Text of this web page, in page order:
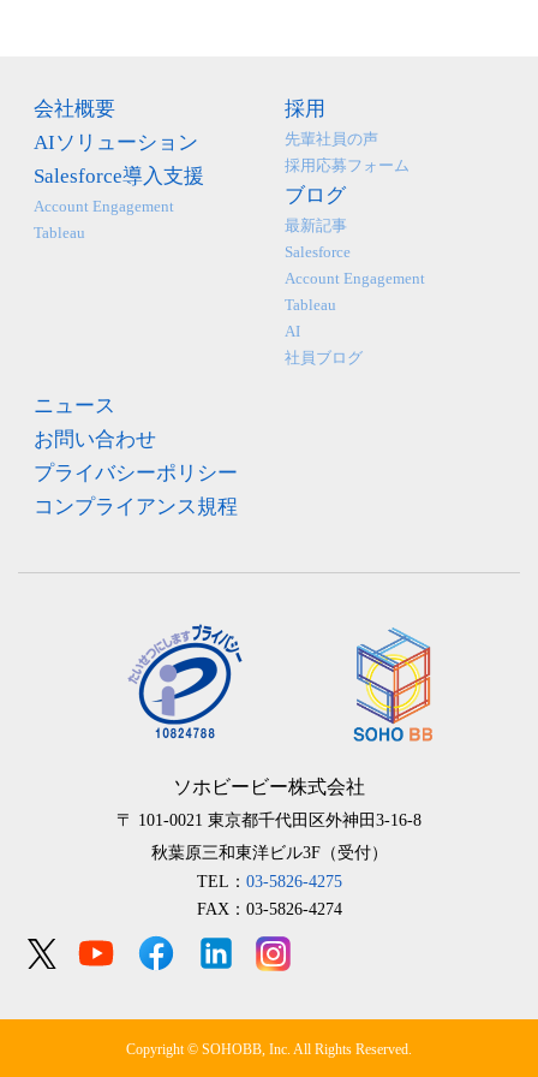
会社概要
AIソリューション
Salesforce導入支援
Account Engagement
Tableau
採用
先輩社員の声
採用応募フォーム
ブログ
最新記事
Salesforce
Account Engagement
Tableau
AI
社員ブログ
ニュース
お問い合わせ
プライバシーポリシー
コンプライアンス規程
ソホビービー株式会社
〒 101-0021 東京都千代田区外神田3-16-8
秋葉原三和東洋ビル3F（受付）
TEL： 03-5826-4275
FAX：03-5826-4274
Copyright © SOHOBB, Inc. All Rights Reserved.